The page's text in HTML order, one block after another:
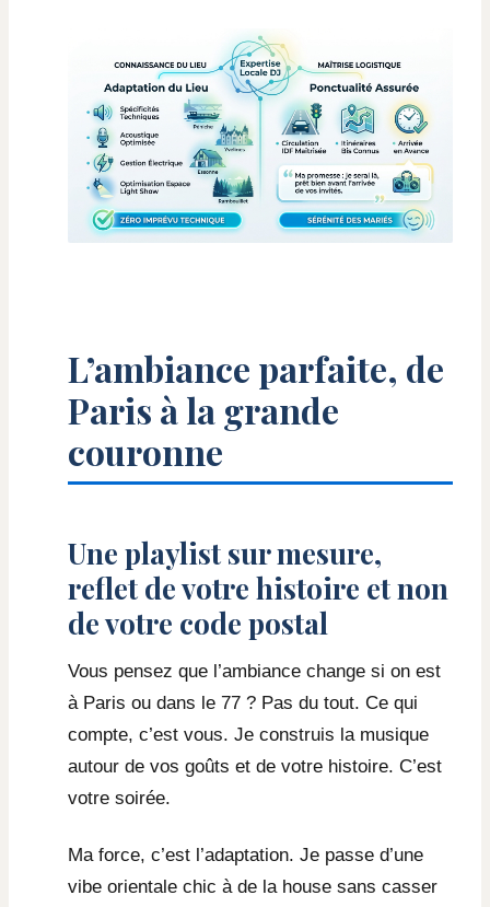
L’ambiance parfaite, de
Paris à la grande
couronne
Une playlist sur mesure,
reflet de votre histoire et non
de votre code postal
Vous pensez que l’ambiance change si on est
à Paris ou dans le 77 ? Pas du tout. Ce qui
compte, c’est vous. Je construis la musique
autour de vos goûts et de votre histoire. C’est
votre soirée.
Ma force, c’est l’adaptation. Je passe d’une
vibe orientale chic à de la house sans casser